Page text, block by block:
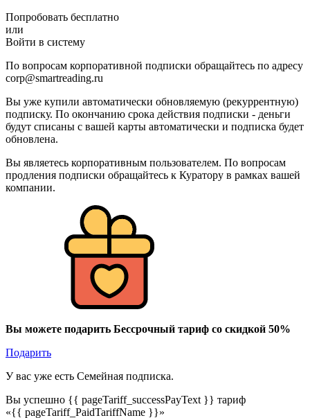
Попробовать бесплатно
или
Войти в систему
По вопросам корпоративной подписки обращайтесь по адресу
corp@smartreading.ru
Вы уже купили автоматически обновляемую (рекуррентную)
подписку. По окончанию срока действия подписки - деньги
будут списаны с вашей карты автоматически и подписка будет
обновлена.
Вы являетесь корпоративным пользователем. По вопросам
продления подписки обращайтесь к Куратору в рамках вашей
компании.
Вы можете подарить Бессрочный тариф со скидкой 50%
Подарить
У вас уже есть Семейная подписка.
Вы успешно {{ pageTariff_successPayText }} тариф
«{{ pageTariff_PaidTariffName }}»